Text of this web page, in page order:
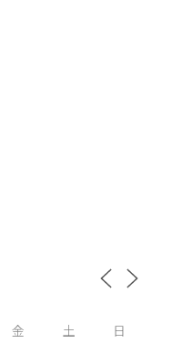
金 土 日